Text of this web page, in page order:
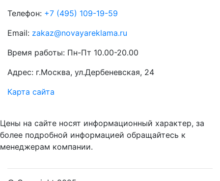
Телефон: +7 (495) 109-19-59
Email: zakaz@novayareklama.ru
Время работы: Пн-Пт 10.00-20.00
Адрес: г.Москва, ул.Дербеневская, 24
Карта сайта
Цены на сайте носят информационный характер, за
более подробной информацией обращайтесь к
менеджерам компании.